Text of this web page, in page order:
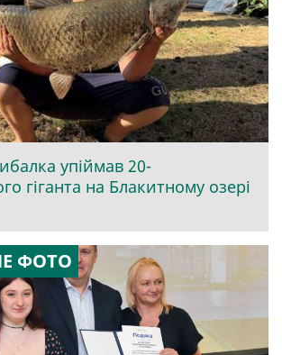
упіймав 20-
гіганта на Блакитному озері
ФОТО